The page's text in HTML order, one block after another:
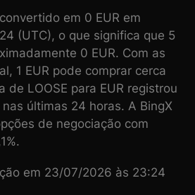
em 0 EUR em
(UTC), o que significa que 5
0 EUR. Com as
1 EUR pode comprar cerca
de LOOSE para EUR registrou
últimas 24 horas. A BingX
de negociação com
em 23/07/2026 às 23:24